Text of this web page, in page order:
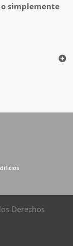
simplemente
Derechos